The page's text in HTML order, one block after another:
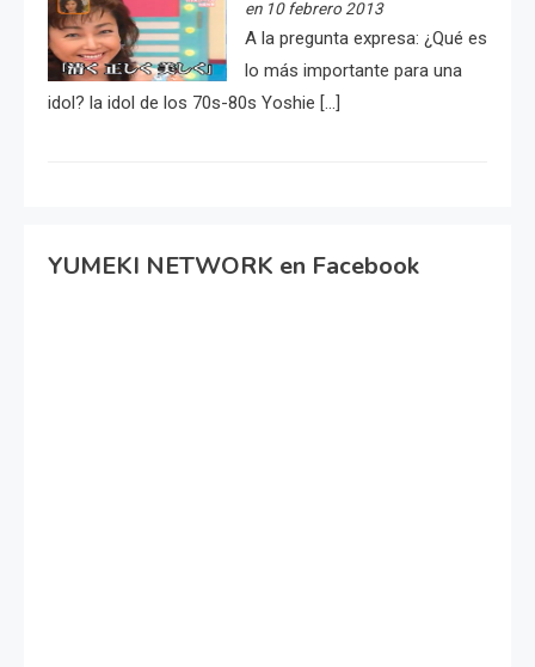
en 10 febrero 2013
A la pregunta expresa: ¿Qué es
lo más importante para una
idol? la idol de los 70s-80s Yoshie […]
YUMEKI NETWORK en Facebook